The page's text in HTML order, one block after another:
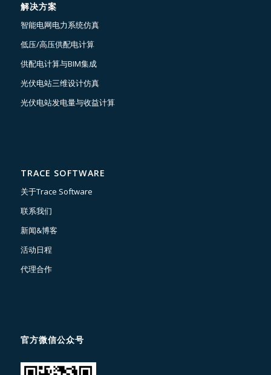
解决方案
智能电网电力系统仿真
低压/高压供配电计算
供配电计算与BIM集成
光伏电站三维设计仿真
光伏电站发电量与收益计算
TRACE SOFTWARE
关于Trace Software
联系我们
新闻&博客
活动日程
代理合作
官方微信公众号